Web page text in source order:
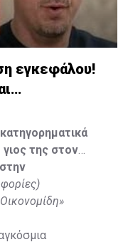
εγκεφάλου!
της στον